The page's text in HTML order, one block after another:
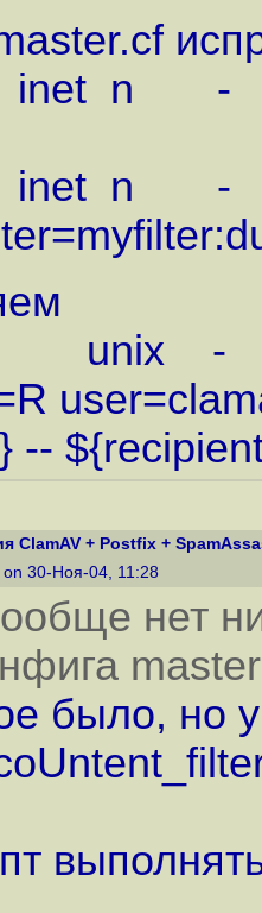
inet
inet n
--
ClamAV + Postfix +
on 30-Ноя-04, 11:28
нет
было, но